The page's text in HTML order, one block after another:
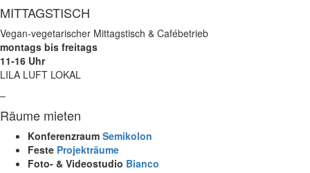
MITTAGSTISCH
Vegan-vegetarischer Mittagstisch & Cafébetrieb
montags bis freitags
11-16 Uhr
LILA LUFT LOKAL
–
Räume mieten
Konferenzraum Semikolon
Feste Projekträume
Foto- & Videostudio Bianco